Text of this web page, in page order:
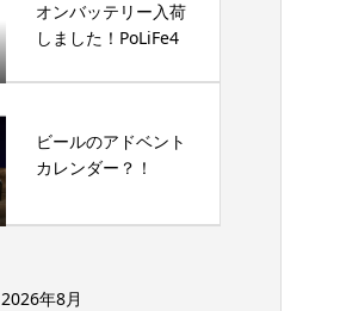
オンバッテリー入荷
しました！PoLiFe4
ビールのアドベント
カレンダー？！
2026年8月